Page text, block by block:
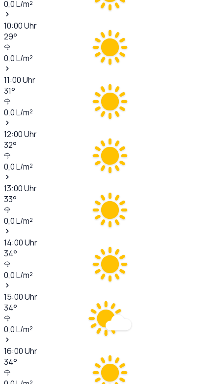
0,0L/m²
10:00Uhr
29°
0,0L/m²
11:00Uhr
31°
0,0L/m²
12:00Uhr
32°
0,0L/m²
13:00Uhr
33°
0,0L/m²
14:00Uhr
34°
0,0L/m²
15:00Uhr
34°
0,0L/m²
16:00Uhr
34°